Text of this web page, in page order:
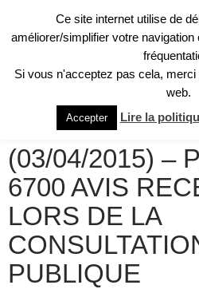
Collectif pour l'Hôpital de
LE DAUPHINÉ
(03/04/2015) –
6700 AVIS
LORS DE LA
PUBLIQUE
Ce site internet utilise de
améliorer/simplifier votre
Si vous n'acceptez pas cela,
web.
Accepter Lire la